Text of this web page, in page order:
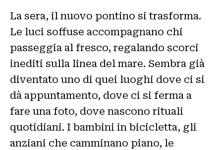
La sera, il nuovo pontino si trasforma.
Le luci soffuse accompagnano chi
passeggia al fresco, regalando scorci
inediti sulla linea del mare. Sembra già
diventato uno di quei luoghi dove ci si
dà appuntamento, dove ci si ferma a
fare una foto, dove nascono rituali
quotidiani. I bambini in bicicletta, gli
anziani che camminano piano, le